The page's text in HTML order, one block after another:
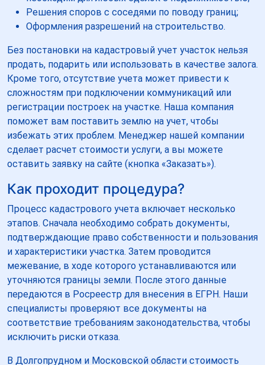
Решения споров с соседями по поводу границ;
Оформления разрешений на строительство.
Без постановки на кадастровый учет участок нельзя
продать, подарить или использовать в качестве залога.
Кроме того, отсутствие учета может привести к
сложностям при подключении коммуникаций или
регистрации построек на участке. Наша компания
поможет вам поставить землю на учет, чтобы
избежать этих проблем. Менеджер нашей компании
сделает расчет стоимости услуги, а вы можете
оставить заявку на сайте (кнопка «Заказать»).
Как проходит процедура?
Процесс кадастрового учета включает несколько
этапов. Сначала необходимо собрать документы,
подтверждающие право собственности и пользования
и характеристики участка. Затем проводится
межевание, в ходе которого устанавливаются или
уточняются границы земли. После этого данные
передаются в Росреестр для внесения в ЕГРН. Наши
специалисты проверяют все документы на
соответствие требованиям законодательства, чтобы
исключить риски отказа.
В Долгопрудном и Московской области стоимость